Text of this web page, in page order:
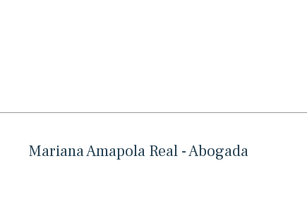
Mariana Amapola Real - Abogada